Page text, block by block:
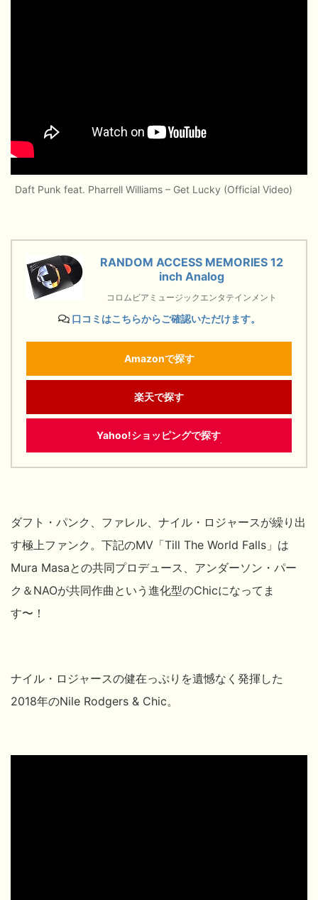
Daft Punk feat. Pharrell Williams – Get Lucky (Official Video)
RANDOM ACCESS MEMORIES 12
inch Analog
コロムビアミュージックエンタテインメント
口コミはこちらからご確認いただけます。
Amazonで探す
楽天で探す
Yahoo!ショッピングで探す
ダフト・パンク、ファレル、ナイル・ロジャースが繰り出
す極上ファンク。下記のMV「Till The World Falls」は
Mura Masaとの共同プロデュース、アンダーソン・パー
ク＆NAOが共同作曲という進化型のChicになってま
す〜！
ナイル・ロジャースの健在っぷりを遺憾なく発揮した
2018年のNile Rodgers & Chic。